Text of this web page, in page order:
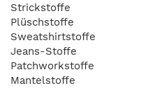
Strickstoffe
Plüschstoffe
Sweatshirtstoffe
Jeans-Stoffe
Patchworkstoffe
Mantelstoffe